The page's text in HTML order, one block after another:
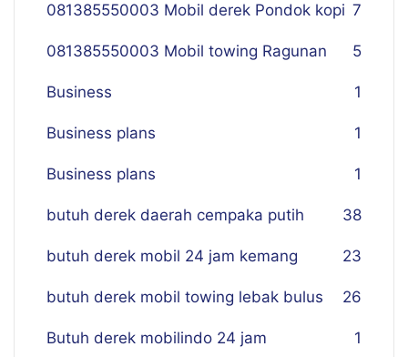
081385550003 Mobil derek Pondok kopi 7
081385550003 Mobil towing Ragunan 5
Business 1
Business plans 1
Business plans 1
butuh derek daerah cempaka putih 38
butuh derek mobil 24 jam kemang 23
butuh derek mobil towing lebak bulus 26
Butuh derek mobilindo 24 jam 1